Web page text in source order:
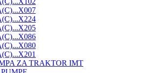
ZA TRAKTOR IMT